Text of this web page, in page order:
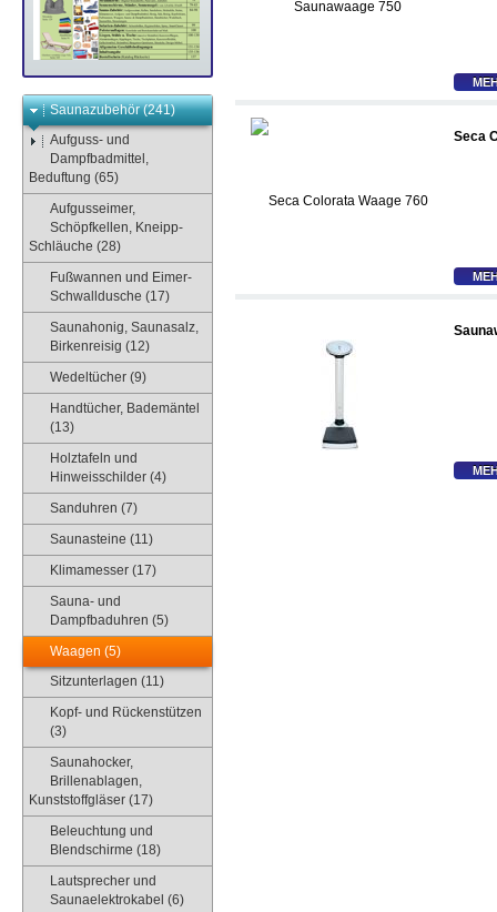
Saunazubehör (241)
Aufguss- und
Dampfbadmittel,
Beduftung (65)
Aufgusseimer,
Schöpfkellen, Kneipp-
Schläuche (28)
Fußwannen und Eimer-
Schwalldusche (17)
Saunahonig, Saunasalz,
Birkenreisig (12)
Wedeltücher (9)
Handtücher, Bademäntel
(13)
Holztafeln und
Hinweisschilder (4)
Sanduhren (7)
Saunasteine (11)
Klimamesser (17)
Sauna- und
Dampfbaduhren (5)
Waagen (5)
Sitzunterlagen (11)
Kopf- und Rückenstützen
(3)
Saunahocker,
Brillenablagen,
Kunststoffgläser (17)
Beleuchtung und
Blendschirme (18)
Lautsprecher und
Saunaelektrokabel (6)
Seca